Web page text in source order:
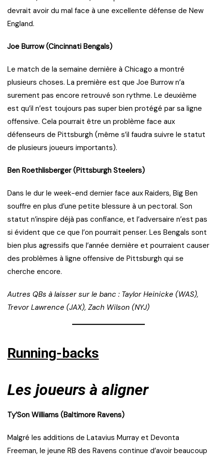
devrait avoir du mal face à une excellente défense de New
England.
Joe Burrow (Cincinnati Bengals)
Le match de la semaine dernière à Chicago a montré
plusieurs choses. La première est que Joe Burrow n’a
surement pas encore retrouvé son rythme. Le deuxième
est qu’il n’est toujours pas super bien protégé par sa ligne
offensive. Cela pourrait être un problème face aux
défenseurs de Pittsburgh (même s’il faudra suivre le statut
de plusieurs joueurs importants).
Ben Roethlisberger (Pittsburgh Steelers)
Dans le dur le week-end dernier face aux Raiders, Big Ben
souffre en plus d’une petite blessure à un pectoral. Son
statut n’inspire déjà pas confiance, et l’adversaire n’est pas
si évident que ce que l’on pourrait penser. Les Bengals sont
bien plus agressifs que l’année dernière et pourraient causer
des problèmes à ligne offensive de Pittsburgh qui se
cherche encore.
Autres QBs à laisser sur le banc : Taylor Heinicke (WAS),
Trevor Lawrence (JAX), Zach Wilson (NYJ)
Running-backs
Les joueurs à aligner
Ty’Son Williams (Baltimore Ravens)
Malgré les additions de Latavius Murray et Devonta
Freeman, le jeune RB des Ravens continue d’avoir beaucoup